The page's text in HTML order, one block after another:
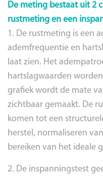
De meting bestaat uit 2
rustmeting en een
1. De rustmeting is een
ademfrequentie en
laat zien. Het
hartslagwaarden
grafiek wordt de mate
zichtbaar gemaakt. De
komen tot een
herstel, normaliseren
bereiken van het ideale
2. De inspanningstest